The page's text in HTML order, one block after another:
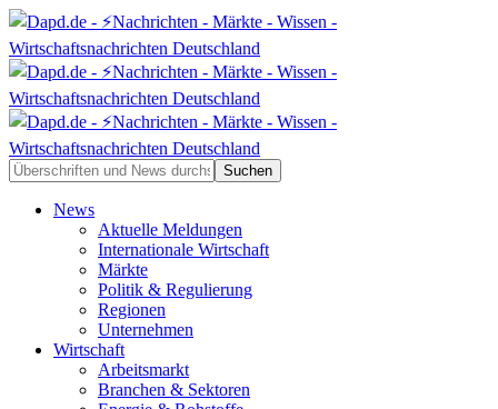
News
Aktuelle Meldungen
Internationale Wirtschaft
Märkte
Politik & Regulierung
Regionen
Unternehmen
Wirtschaft
Arbeitsmarkt
Branchen & Sektoren